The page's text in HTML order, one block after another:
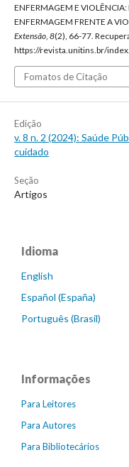
ENFERMAGEM E VIOLÊNCIA:
ENFERMAGEM FRENTE A
Extensão, 8(2), 66-77.
https://revista.unitins.br/
Fomatos de Citação
Edição
v. 8 n. 2 (2024): Saúde
cuidado
Seção
Artigos
Idioma
English
Español (España)
Português (Brasil)
Informações
Para Leitores
Para Autores
Para Bibliotecários